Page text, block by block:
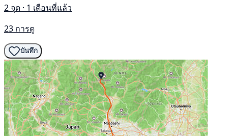
2 จุด · 1 เดือนที่แล้ว
23 การดู
บันทึก